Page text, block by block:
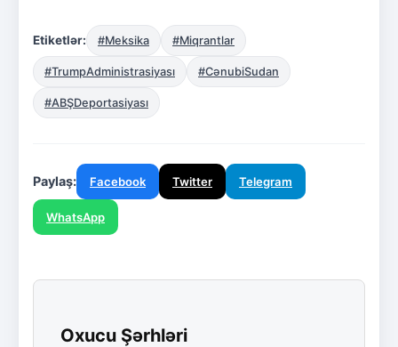
Etiketlər: #Meksika #Miqrantlar
#TrumpAdministrasiyası #CənubiSudan
#ABŞDeportasiyası
Paylaş: Facebook Twitter Telegram
WhatsApp
Oxucu Şərhləri